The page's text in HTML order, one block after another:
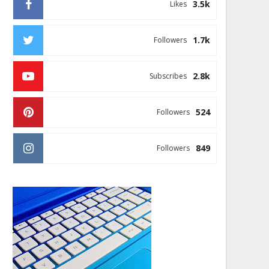
3.5k
Likes
1.7k
Followers
2.8k
Subscribes
524
Followers
849
Followers